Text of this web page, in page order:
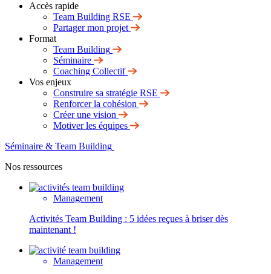
Accès rapide
Team Building RSE
Partager mon projet
Format
Team Building
Séminaire
Coaching Collectif
Vos enjeux
Construire sa stratégie RSE
Renforcer la cohésion
Créer une vision
Motiver les équipes
Séminaire & Team Building
Nos ressources
Management
Activités Team Building : 5 idées reçues à briser dès
maintenant !
Management